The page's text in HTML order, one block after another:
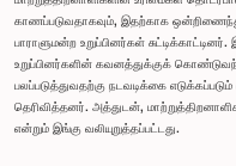
காணப்படுவதாகவும், இதற்காக
பாராளுமன்ற உறுப்பினர்கள்
உறுப்பினர்களின் கவனத்துக்குக்
பலப்படுத்துவதற்கு நடவடிக்கை
தெரிவித்தனர். அத்துடன்,
என்றும் இங்கு வலியுறுத்தப்பட்டது.